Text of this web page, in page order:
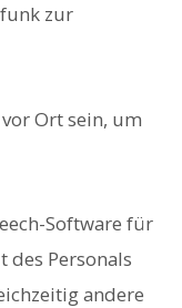
zur
Ort sein, um
Software für
des Personals
andere